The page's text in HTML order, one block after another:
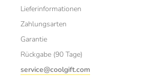
Lieferinformationen
Zahlungsarten
Garantie
Rückgabe (90 Tage)
service@coolgift.com